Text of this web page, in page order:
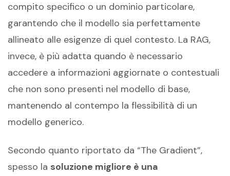
compito specifico o un dominio particolare,
garantendo che il modello sia perfettamente
allineato alle esigenze di quel contesto. La RAG,
invece, è più adatta quando è necessario
accedere a informazioni aggiornate o contestuali
che non sono presenti nel modello di base,
mantenendo al contempo la flessibilità di un
modello generico.
Secondo quanto riportato da “The Gradient”,
spesso la soluzione migliore è una